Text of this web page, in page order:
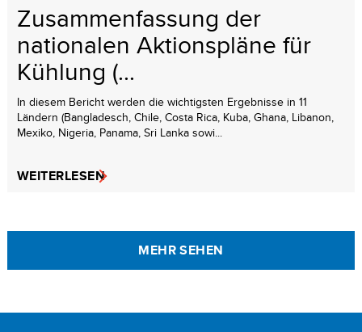
Zusammenfassung der
nationalen Aktionspläne für
Kühlung (...
In diesem Bericht werden die wichtigsten Ergebnisse in 11
Ländern (Bangladesch, Chile, Costa Rica, Kuba, Ghana, Libanon,
Mexiko, Nigeria, Panama, Sri Lanka sowi...
WEITERLESEN
MEHR SEHEN